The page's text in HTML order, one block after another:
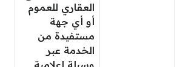
العقاري للعموم
أو أي جهة
مستفيدة من
الخدمة عبر